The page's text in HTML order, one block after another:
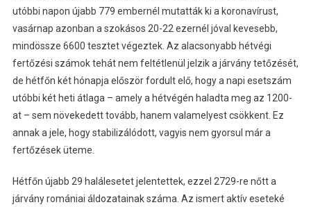
utóbbi napon újabb 779 embernél mutatták ki a koronavírust,
vasárnap azonban a szokásos 20-22 ezernél jóval kevesebb,
mindössze 6600 tesztet végeztek. Az alacsonyabb hétvégi
fertőzési számok tehát nem feltétlenül jelzik a járvány tetőzését,
de hétfőn két hónapja először fordult elő, hogy a napi esetszám
utóbbi két heti átlaga – amely a hétvégén haladta meg az 1200-
at – sem növekedett tovább, hanem valamelyest csökkent. Ez
annak a jele, hogy stabilizálódott, vagyis nem gyorsul már a
fertőzések üteme.
Hétfőn újabb 29 halálesetet jelentettek, ezzel 2729-re nőtt a
járvány romániai áldozatainak száma. Az ismert aktív eseteké